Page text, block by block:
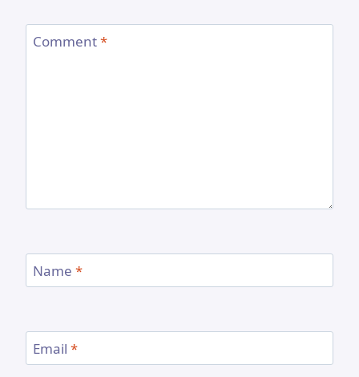
Comment*
Name *
Email *